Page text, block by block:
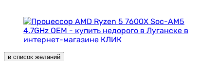
в список желаний